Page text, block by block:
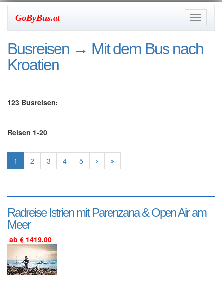
Toggle
GoByBus.at
Busreisen → Mit dem Bus nach
Kroatien
123 Busreisen:
Reisen 1-20
1 2 3 4 5
Radreise Istrien mit Parenzana & Open Air am
Meer
ab € 1419.00